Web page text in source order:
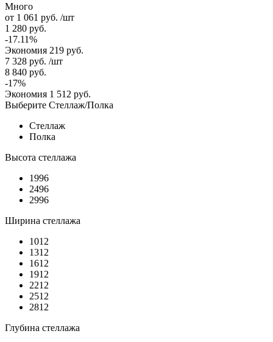
Много
от 1 061 руб. /шт
1 280 руб.
-17.11%
Экономия 219 руб.
7 328 руб. /шт
8 840 руб.
-17%
Экономия 1 512 руб.
Выберите Стеллаж/Полка
Стеллаж
Полка
Высота стеллажа
1996
2496
2996
Ширина стеллажа
1012
1312
1612
1912
2212
2512
2812
Глубина стеллажа